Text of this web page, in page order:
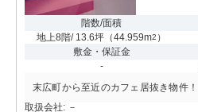
階数/面積
地上8階/ 13.6坪 （44.959m2 ）
敷金・保証金
-
末広町から至近のカフェ居抜き物件！
取扱会社: －